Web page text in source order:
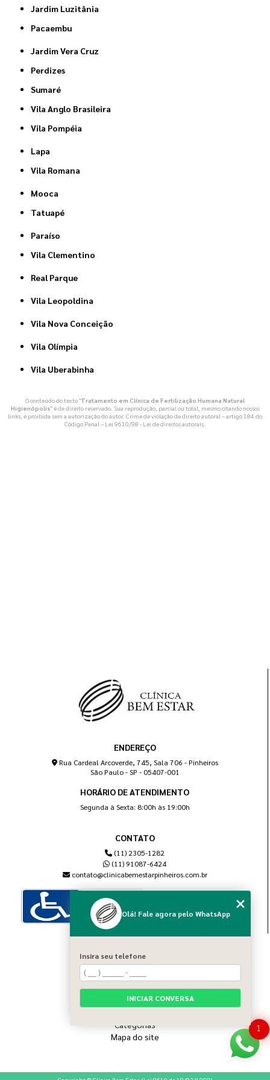
Jardim Luzitânia
Pacaembu
Jardim Vera Cruz
Perdizes
Sumaré
Vila Anglo Brasileira
Vila Pompéia
Lapa
Vila Romana
Mooca
Tatuapé
Paraíso
Vila Clementino
Real Parque
Vila Leopoldina
Vila Nova Conceição
Vila Olímpia
Vila Uberabinha
O conteúdo do texto "Tratamento em Clínica de Fertilização Humana Natural
Higienópolis" é de direito reservado. Sua reprodução, parcial ou total, mesmo citando nossos
links, é proibida sem a autorização do autor. Crime de violação de direito autoral – artigo 184 do
Código Penal – Lei 9610/98 - Lei de direitos autorais
ENDEREÇO
Rua Cardeal Arcoverde, 745, Sala 706 - Pinheiros
São Paulo - SP - 05407-001
HORÁRIO DE ATENDIMENTO
Segunda à Sexta: 8:00h às 19:00h
CONTATO
(11) 2305-1282
(11) 91087-6424
contato@clinicabemestarpinheiros.com.br
Home
Sobre nós
Blog
Serviços
Categorias
Mapa do site
1
Olá! Fale agora pelo WhatsApp
Insira seu telefone
INICIAR CONVERSA